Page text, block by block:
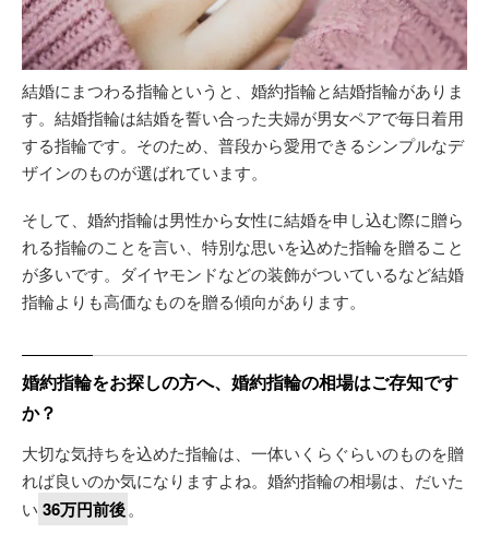
結婚にまつわる指輪というと、婚約指輪と結婚指輪がありま
す。結婚指輪は結婚を誓い合った夫婦が男女ペアで毎日着用
する指輪です。そのため、普段から愛用できるシンプルなデ
ザインのものが選ばれています。
そして、婚約指輪は男性から女性に結婚を申し込む際に贈ら
れる指輪のことを言い、特別な思いを込めた指輪を贈ること
が多いです。ダイヤモンドなどの装飾がついているなど結婚
指輪よりも高価なものを贈る傾向があります。
婚約指輪をお探しの方へ、婚約指輪の相場はご存知です
か？
大切な気持ちを込めた指輪は、一体いくらぐらいのものを贈
れば良いのか気になりますよね。婚約指輪の相場は、だいた
い 36万円前後。